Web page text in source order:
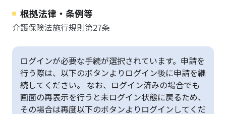
根拠法律・条例等
介護保険法施行規則第27条
ログインが必要な手続が選択されています。申請を
行う際は、以下のボタンよりログイン後に申請を継
続してください。 なお、ログイン済みの場合でも
画面の再表示を行うと未ログイン状態に戻るため、
その場合は再度以下のボタンよりログインしてくだ